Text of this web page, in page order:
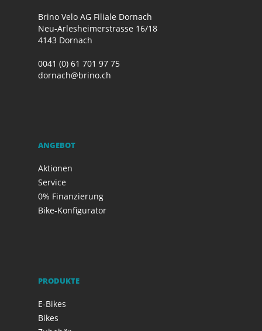
Brino Velo AG Filiale Dornach
Neu-Arlesheimerstrasse 16/18
4143 Dornach
0041 (0) 61 701 97 75
dornach@brino.ch
ANGEBOT
Aktionen
Service
0% Finanzierung
Bike-Konfigurator
PRODUKTE
E-Bikes
Bikes